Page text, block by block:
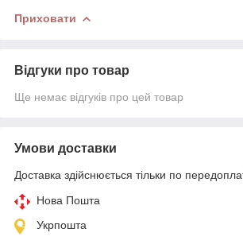
Приховати
Відгуки про товар
Ще немає відгуків про цей товар
Умови доставки
Доставка здійснюється тільки по
Нова Пошта
Укрпошта